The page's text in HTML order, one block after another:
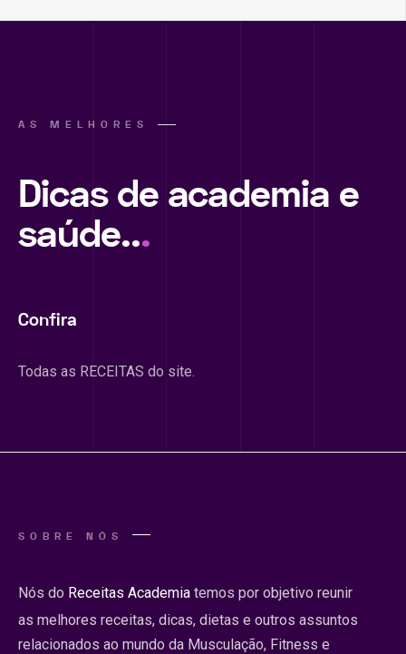
AS MELHORES
Dicas de academia e
saúde...
Confira
Todas as RECEITAS do site.
SOBRE NÓS
Nós do Receitas Academia temos por objetivo reunir
as melhores receitas, dicas, dietas e outros assuntos
relacionados ao mundo da Musculação, Fitness e